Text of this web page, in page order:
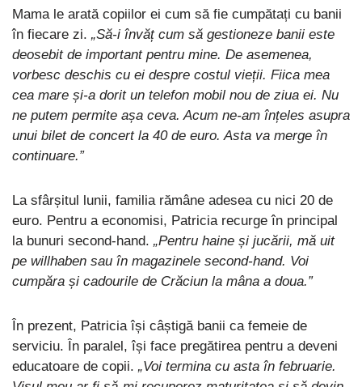
Mama le arată copiilor ei cum să fie cumpătați cu banii
în fiecare zi. „Să-i învăț cum să gestioneze banii este
deosebit de important pentru mine. De asemenea,
vorbesc deschis cu ei despre costul vieții. Fiica mea
cea mare și-a dorit un telefon mobil nou de ziua ei. Nu
ne putem permite așa ceva. Acum ne-am înțeles asupra
unui bilet de concert la 40 de euro. Asta va merge în
continuare.”
La sfârșitul lunii, familia rămâne adesea cu nici 20 de
euro. Pentru a economisi, Patricia recurge în principal
la bunuri second-hand. „Pentru haine și jucării, mă uit
pe willhaben sau în magazinele second-hand. Voi
cumpăra și cadourile de Crăciun la mâna a doua.”
În prezent, Patricia își câștigă banii ca femeie de
serviciu. În paralel, își face pregătirea pentru a deveni
educatoare de copii. „Voi termina cu asta în februarie.